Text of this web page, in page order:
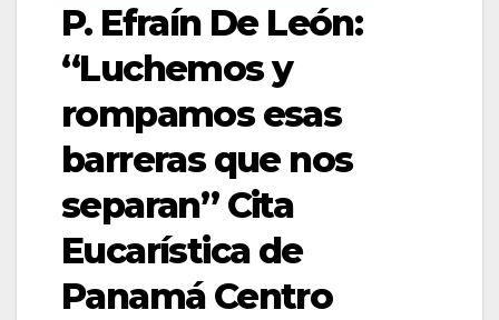
P. Efraín De León:
“Luchemos y
rompamos esas
barreras que nos
separan” Cita
Eucarística de
Panamá Centro